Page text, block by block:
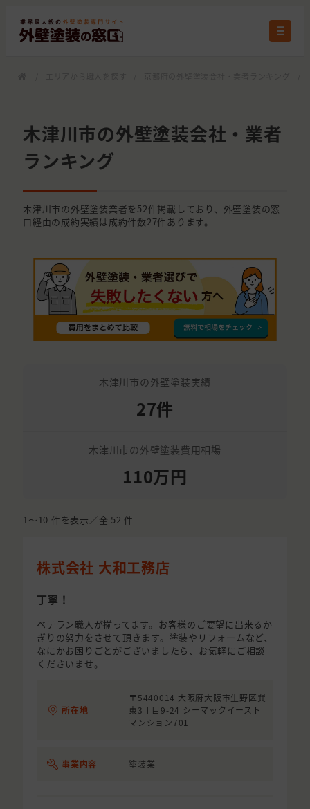
木津川市の外壁塗装会社・業者
ランキング
木津川市の外壁塗装業者を52件掲載しており、外壁塗装の窓
口経由の成約実績は成約件数27件あります。
木津川市の外壁塗装実績
27件
木津川市の外壁塗装費用相場
110万円
1〜10 件を表示／全 52 件
株式会社 大和工務店
丁寧！
ベテラン職人が揃ってます。お客様のご要望に出来るか
ぎりの努力をさせて頂きます。塗装やリフォームなど、
なにかお困りごとがございましたら、お気軽にご相談
くださいませ。
所在地
〒5440014 大阪府大阪市生野区巽
東3丁目9-24 シーマックイースト
マンション701
事業内容 塗装業